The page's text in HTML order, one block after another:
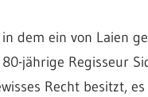
dem ein von Laien
jährige Regisseur
Recht besitzt,